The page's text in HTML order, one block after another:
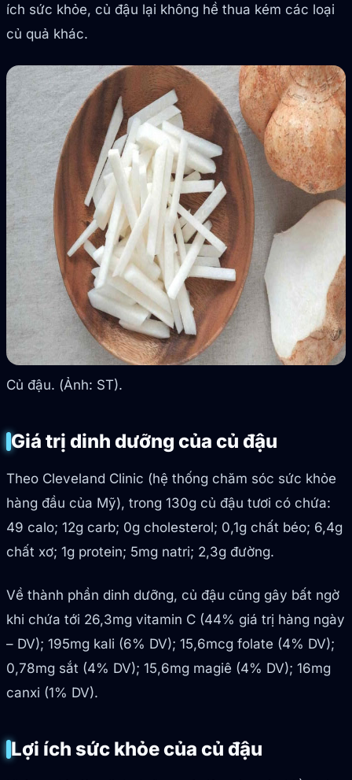
ích sức khỏe, củ đậu lại không hề thua kém các loại
củ quả khác.
Củ đậu. (Ảnh: ST).
Giá trị dinh dưỡng của củ đậu
Theo Cleveland Clinic (hệ thống chăm sóc sức khỏe
hàng đầu của Mỹ), trong 130g củ đậu tươi có chứa:
49 calo; 12g carb; 0g cholesterol; 0,1g chất béo; 6,4g
chất xơ; 1g protein; 5mg natri; 2,3g đường.
Về thành phần dinh dưỡng, củ đậu cũng gây bất ngờ
khi chứa tới 26,3mg vitamin C (44% giá trị hàng ngày
– DV); 195mg kali (6% DV); 15,6mcg folate (4% DV);
0,78mg sắt (4% DV); 15,6mg magiê (4% DV); 16mg
canxi (1% DV).
Lợi ích sức khỏe của củ đậu